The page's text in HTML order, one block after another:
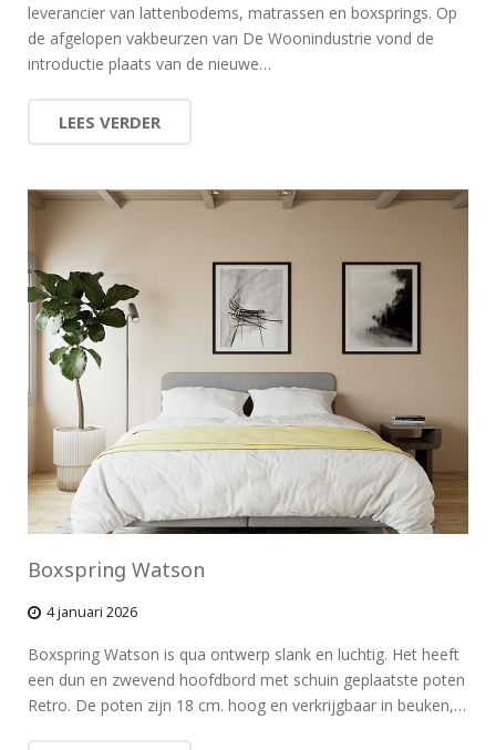
leverancier van lattenbodems, matrassen en boxsprings. Op
de afgelopen vakbeurzen van De Woonindustrie vond de
introductie plaats van de nieuwe…
LEES VERDER
Boxspring Watson
4 januari 2026
Boxspring Watson is qua ontwerp slank en luchtig. Het heeft
een dun en zwevend hoofdbord met schuin geplaatste poten
Retro. De poten zijn 18 cm. hoog en verkrijgbaar in beuken,…